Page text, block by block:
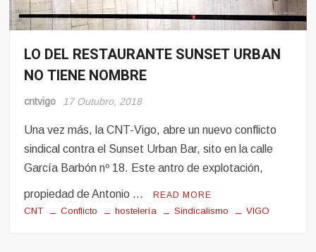
Conflito
Hosteleria
LO DEL RESTAURANTE SUNSET URBAN
NO TIENE NOMBRE
cntvigo 17 Outubro, 2018
Una vez más, la CNT-Vigo, abre un nuevo conflicto
sindical contra el Sunset Urban Bar, sito en la calle
García Barbón nº 18. Este antro de explotación,
propiedad de Antonio … READ MORE
CNT Conflicto hostelería Sindicalismo VIGO